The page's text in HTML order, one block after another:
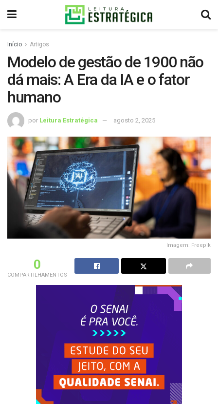
Início Artigos
Modelo de gestão de 1900 não
dá mais: A Era da IA e o fator
humano
por Leitura Estratégica agosto 2, 2025
Imagem: Freepik
0
COMPARTILHAMENTOS